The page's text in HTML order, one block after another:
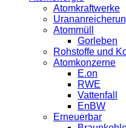
Atomkraftwerke
Atommüll
Gorleben
Rohstoffe und
Atomkonzerne
E.on
RWE
Vattenfall
EnBW
Erneuerbar